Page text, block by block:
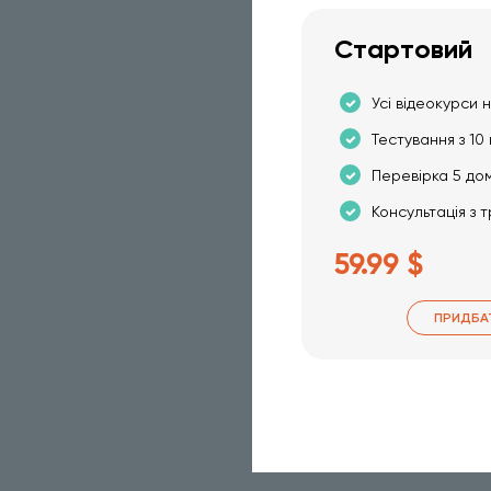
Стартовий
Усі відеокурси
Тестування з 10
Перевірка 5
Консультація з
59.99 $